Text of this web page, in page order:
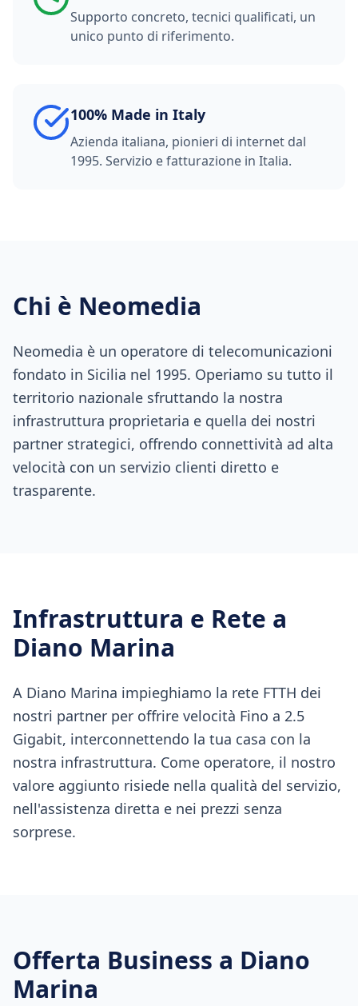
Supporto concreto, tecnici qualificati, un
unico punto di riferimento.
100% Made in Italy
Azienda italiana, pionieri di internet dal
1995. Servizio e fatturazione in Italia.
Chi è Neomedia
Neomedia è un operatore di telecomunicazioni
fondato in Sicilia nel 1995. Operiamo su tutto il
territorio nazionale sfruttando la nostra
infrastruttura proprietaria e quella dei nostri
partner strategici, offrendo connettività ad alta
velocità con un servizio clienti diretto e
trasparente.
Infrastruttura e Rete a
Diano Marina
A Diano Marina impieghiamo la rete FTTH dei
nostri partner per offrire velocità Fino a 2.5
Gigabit, interconnettendo la tua casa con la
nostra infrastruttura. Come operatore, il nostro
valore aggiunto risiede nella qualità del servizio,
nell'assistenza diretta e nei prezzi senza
sorprese.
Offerta Business a Diano
Marina